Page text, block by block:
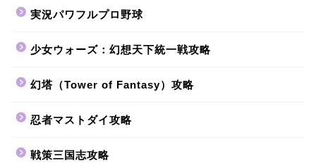
実況パワフルプロ野球
少女ウォーズ：幻想天下統一戦攻略
幻塔（Tower of Fantasy）攻略
忍者マストダイ攻略
戦策三国志攻略